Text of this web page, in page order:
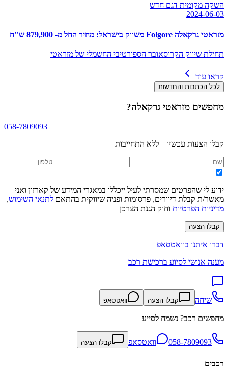
השקה מקומית דגם חדש
2024-06-03
מזראטי גרקאלה Folgore משווק בישראל: מחיר החל מ- 879,900 ש"ח
תחילת שיווק הקרוסאובר הספורטיבי החשמלי של מזראטי
קראו עוד
לכל הכתבות והחדשות
מחפשים מזראטי גרקאלה?
058-7809093
קבלו הצעות עכשיו – ללא התחייבות
ידוע לי שהפרטים שמסרתי לעיל ייכללו במאגרי המידע של קארזון ואני
מאשר/ת קבלת דיוורים, פרסומות ופניה שיווקית בהתאם לתנאי השימוש,
מדיניות הפרטיות וחוק הגנת הצרכן
קבלו הצעה
דברו איתנו בוואטסאפ
מענה אנושי לסיוע ברכישת רכב
שיחה קבלו הצעה וואטסאפ
מחפשים רכב? נשמח לסייע
058-7809093 וואטסאפ קבלו הצעה
רכבים